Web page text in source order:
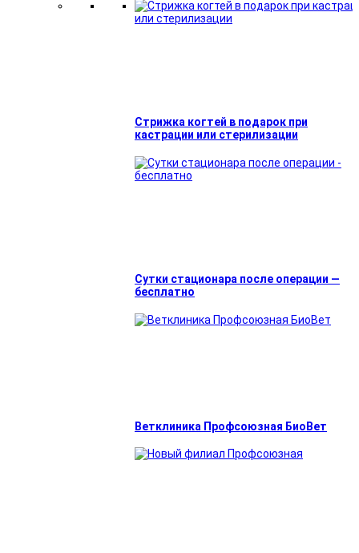
Стрижка когтей в подарок при
кастрации или стерилизации
Сутки стационара после операции —
бесплатно
Ветклиника Профсоюзная БиоВет